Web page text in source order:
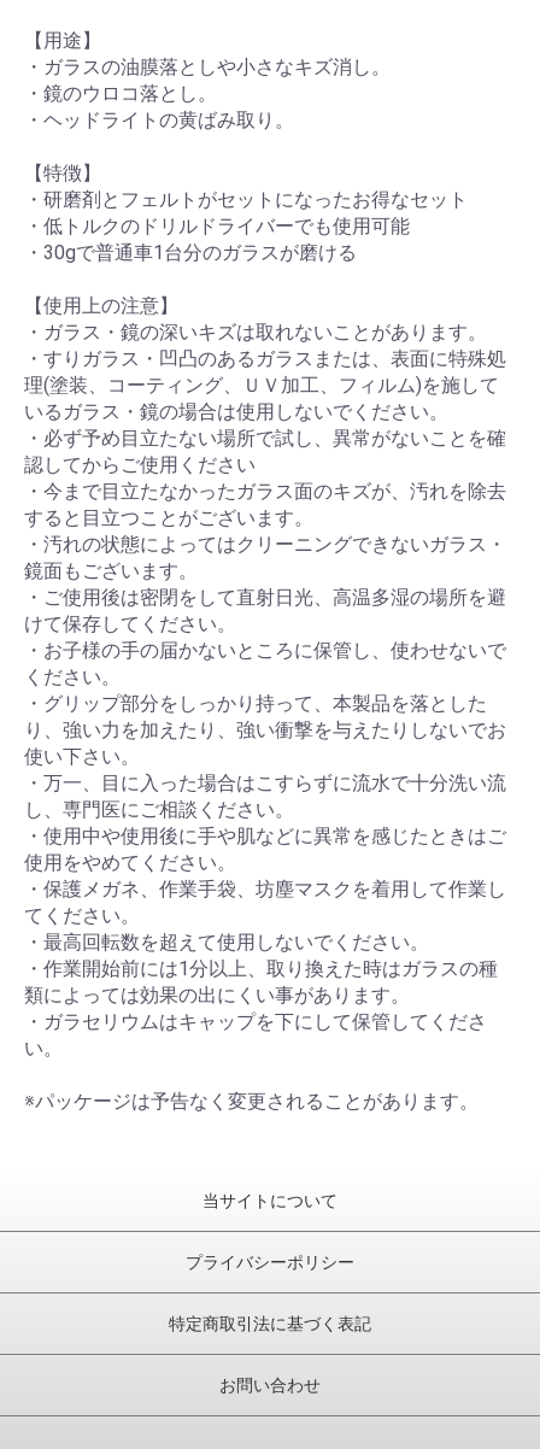
【用途】
・ガラスの油膜落としや小さなキズ消し。
・鏡のウロコ落とし。
・ヘッドライトの黄ばみ取り。
【特徴】
・研磨剤とフェルトがセットになったお得なセット
・低トルクのドリルドライバーでも使用可能
・30gで普通車1台分のガラスが磨ける
【使用上の注意】
・ガラス・鏡の深いキズは取れないことがあります。
・すりガラス・凹凸のあるガラスまたは、表面に特殊処
理(塗装、コーティング、ＵＶ加工、フィルム)を施して
いるガラス・鏡の場合は使用しないでください。
・必ず予め目立たない場所で試し、異常がないことを確
認してからご使用ください
・今まで目立たなかったガラス面のキズが、汚れを除去
すると目立つことがございます。
・汚れの状態によってはクリーニングできないガラス・
鏡面もございます。
・ご使用後は密閉をして直射日光、高温多湿の場所を避
けて保存してください。
・お子様の手の届かないところに保管し、使わせないで
ください。
・グリップ部分をしっかり持って、本製品を落とした
り、強い力を加えたり、強い衝撃を与えたりしないでお
使い下さい。
・万一、目に入った場合はこすらずに流水で十分洗い流
し、専門医にご相談ください。
・使用中や使用後に手や肌などに異常を感じたときはご
使用をやめてください。
・保護メガネ、作業手袋、坊塵マスクを着用して作業し
てください。
・最高回転数を超えて使用しないでください。
・作業開始前には1分以上、取り換えた時はガラスの種
類によっては効果の出にくい事があります。
・ガラセリウムはキャップを下にして保管してくださ
い。
※パッケージは予告なく変更されることがあります。
当サイトについて
プライバシーポリシー
特定商取引法に基づく表記
お問い合わせ